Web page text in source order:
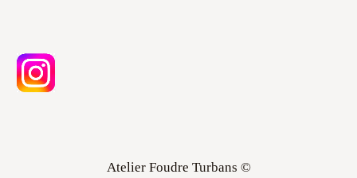
Atelier Foudre Turbans ©